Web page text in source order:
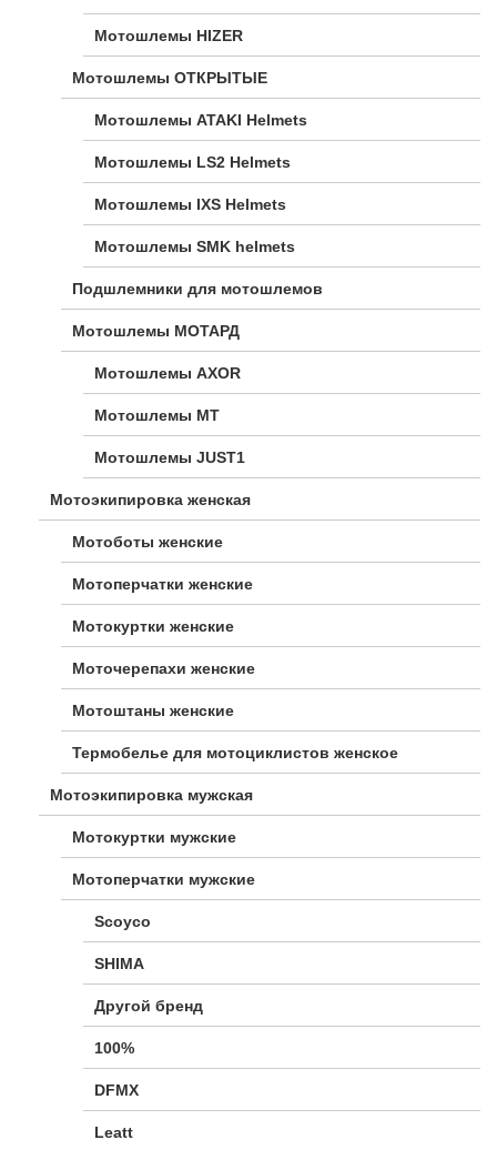
Мотошлемы HIZER
Мотошлемы ОТКРЫТЫЕ
Мотошлемы ATAKI Helmets
Мотошлемы LS2 Helmets
Мотошлемы IXS Helmets
Мотошлемы SMK helmets
Подшлемники для мотошлемов
Мотошлемы МОТАРД
Мотошлемы AXOR
Мотошлемы MT
Мотошлемы JUST1
Мотоэкипировка женская
Мотоботы женские
Мотоперчатки женские
Мотокуртки женские
Моточерепахи женские
Мотоштаны женские
Термобелье для мотоциклистов женское
Мотоэкипировка мужская
Мотокуртки мужские
Мотоперчатки мужские
Scoyco
SHIMA
Другой бренд
100%
DFMX
Leatt